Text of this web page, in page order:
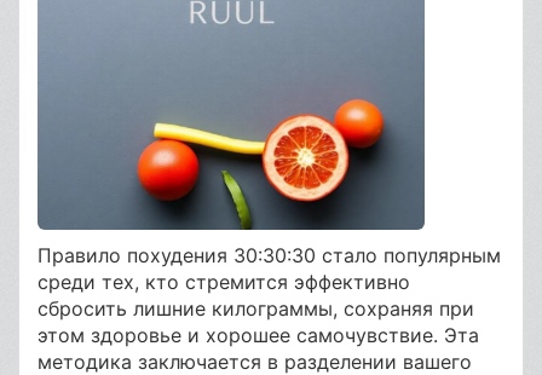
Правило похудения 30:30:30 стало популярным
среди тех, кто стремится эффективно
сбросить лишние килограммы, сохраняя при
этом здоровье и хорошее самочувствие. Эта
методика заключается в разделении вашего